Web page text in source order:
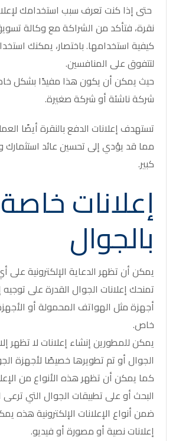
حتى إذا كنت تعرف سبب استخدامك
نقرة، فتأكد من الشراكة مع وكالة
لتتفوق على المنافسين.
حيث يمكن أن يكون هذا مفيدًا بشكل
شركة ناشئة أو شركة صغيرة.
تستهدف إعلانات الدفع بالنقرة أيضًا
مما قد يؤدي إلى تحسين عائد استثمارك
كبير.
إعلانات خاصة
بالجوال
يمكن أن تظهر الدعاية الإلكترونية على
تمنحك إعلانات الجوال القدرة على توجيه
أجهزة مثل الهواتف المحمولة أو
خاص.
يمكن للمطورين إنشاء إعلانات لا تظهر
الجوال أو تم تطويرها خصيصًا لأجهزة
كما يمكن أن تظهر هذه الأنواع من
البحث أو على تطبيقات الجوال التي ترعى
ضمن أنواع الإعلانات الإلكترونية هذه
إعلانات نصية أو مصورة أو فيديو.